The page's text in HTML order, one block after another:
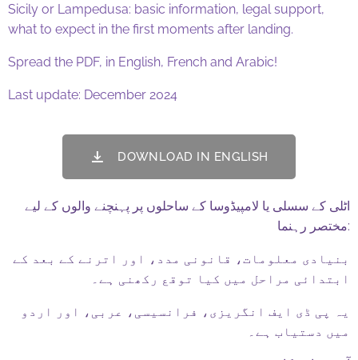
Sicily or Lampedusa: basic information, legal support,
what to expect in the first moments after landing.
Spread the PDF, in English, French and Arabic!
Last update: December 2024
DOWNLOAD IN ENGLISH
اٹلی کے سسلی یا لامپیڈوسا کے ساحلوں پر پہنچنے والوں کے لیے
مختصر رہنما:
بنیادی معلومات، قانونی مدد، اور اترنے کے بعد کے
ابتدائی مراحل میں کیا توقع رکھنی ہے۔
یہ پی ڈی ایف انگریزی، فرانسیسی، عربی، اور اردو
میں دستیاب ہے۔